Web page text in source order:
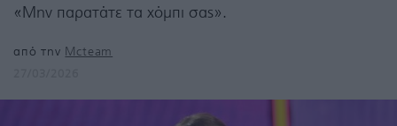
«Μην παρατάτε τα χόμπι σας».
από την Mcteam